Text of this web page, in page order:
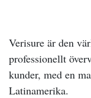
Verisure är den
professionellt
kunder, med en
Latinamerika.